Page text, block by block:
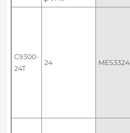
C9300-
24T
24 MES3324